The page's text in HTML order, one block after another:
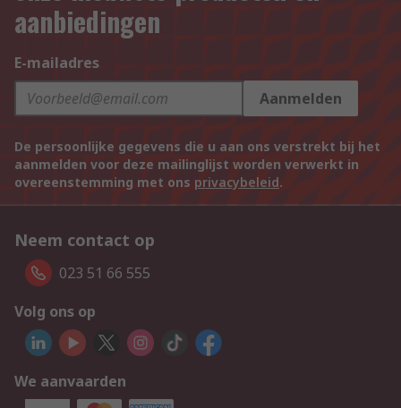
aanbiedingen
E-mailadres
Aanmelden
De persoonlijke gegevens die u aan ons verstrekt bij het
aanmelden voor deze mailinglijst worden verwerkt in
overeenstemming met ons privacybeleid.
Neem contact op
023 51 66 555
Volg ons op
We aanvaarden